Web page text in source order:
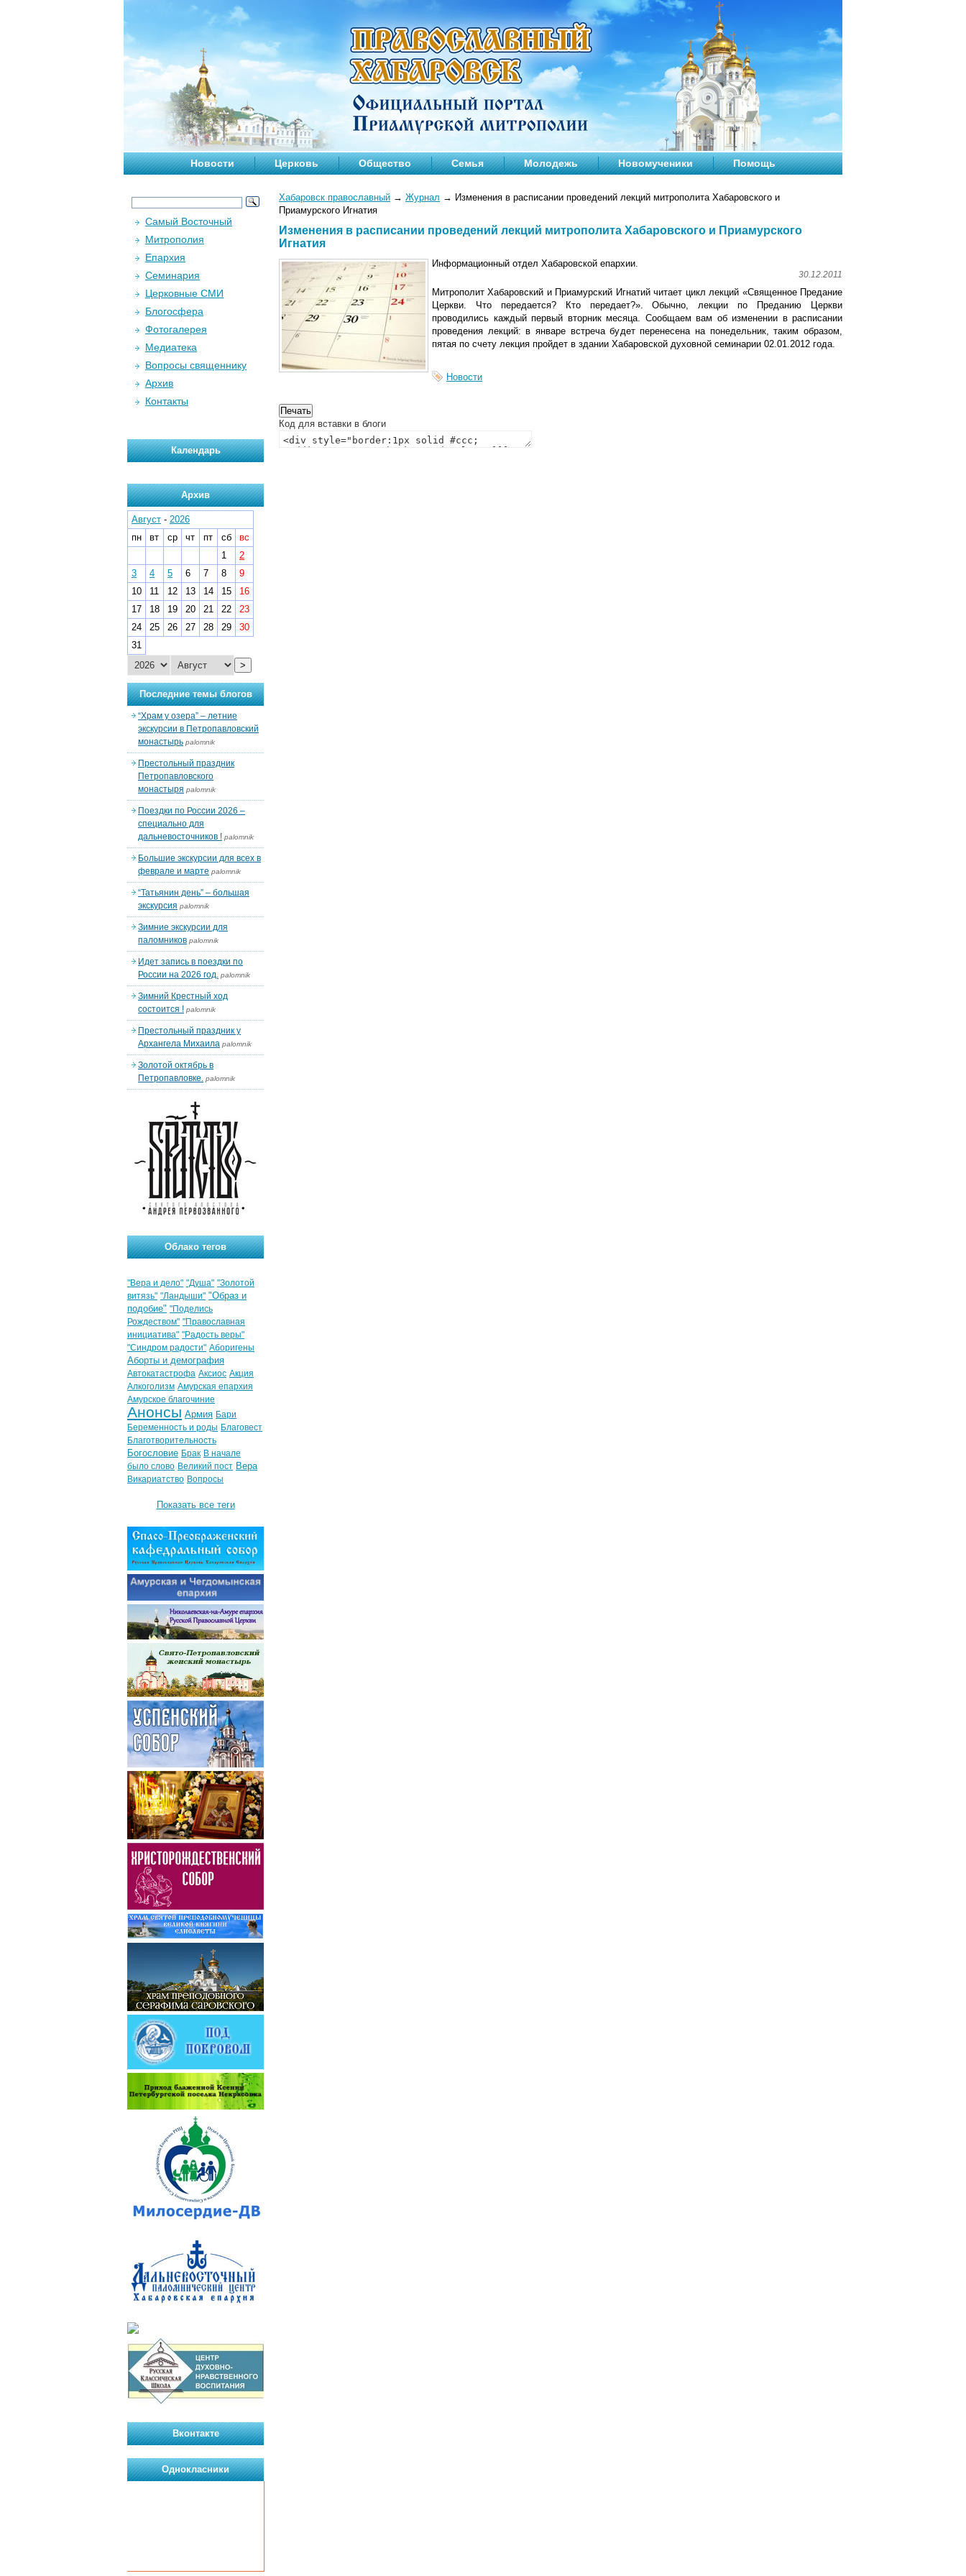
Новости Церковь Общество Семья Молодежь Новомученики Помощь
Хабаровск православный → Журнал → Изменения в расписании проведений лекций митрополита Хабаровского и
Приамурского Игнатия
Изменения в расписании проведений лекций митрополита Хабаровского и Приамурского
Игнатия
Информационный отдел Хабаровской епархии.
30.12.2011
Митрополит Хабаровский и Приамурский Игнатий читает цикл лекций «Священное Предание
Церкви. Что передается? Кто передает?». Обычно, лекции по Преданию Церкви
проводились каждый первый вторник месяца. Сообщаем вам об изменении в расписании
проведения лекций: в январе встреча будет перенесена на понедельник, таким образом,
пятая по счету лекция пройдет в здании Хабаровской духовной семинарии 02.01.2012 года.
Новости
Код для вставки в блоги
Самый Восточный
Митрополия
Епархия
Семинария
Церковные СМИ
Блогосфера
Фотогалерея
Медиатека
Вопросы священнику
Архив
Контакты
Календарь
Архив
Август - 2026
пн
вт ср чт пт сб
вс
1
2
3
4 5 6 7 8
9
10
11 12 13 14 15
16
17
18 19 20 21 22
23
24
25 26 27 28 29
30
31
>
Последние темы блогов
“Храм у озера” – летние
экскурсии в Петропавловский
монастырь palomnik
Престольный праздник
Петропавловского
монастыря palomnik
Поездки по России 2026 –
специально для
дальневосточников ! palomnik
Большие экскурсии для всех в
феврале и марте palomnik
“Татьянин день” – большая
экскурсия palomnik
Зимние экскурсии для
паломников palomnik
Идет запись в поездки по
России на 2026 год. palomnik
Зимний Крестный ход
состоится ! palomnik
Престольный праздник у
Архангела Михаила palomnik
Золотой октябрь в
Петропавловке. palomnik
Облако тегов
"Вера и дело" "Душа" "Золотой
витязь" "Ландыши" "Образ и
подобие" "Поделись
Рождеством" "Православная
инициатива" "Радость веры"
"Синдром радости" Аборигены
Аборты и демография
Автокатастрофа Аксиос Акция
Алкоголизм Амурская епархия
Амурское благочиние
Анонсы Армия Бари
Беременность и роды Благовест
Благотворительность
Богословие Брак В начале
было слово Великий пост Вера
Викариатство Вопросы
Показать все теги
Вконтакте
Однокласники